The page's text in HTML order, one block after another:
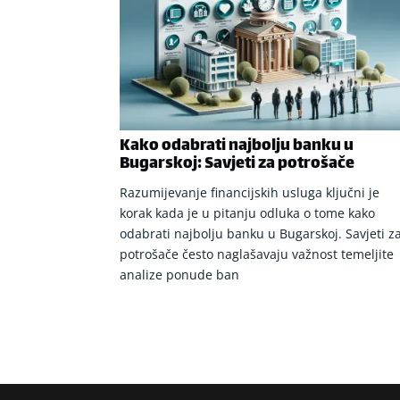
Kako odabrati najbolju banku u
Bugarskoj: Savjeti za potrošače
Razumijevanje financijskih usluga ključni je
korak kada je u pitanju odluka o tome kako
odabrati najbolju banku u Bugarskoj. Savjeti
potrošače često naglašavaju važnost temeljite
analize ponude ban